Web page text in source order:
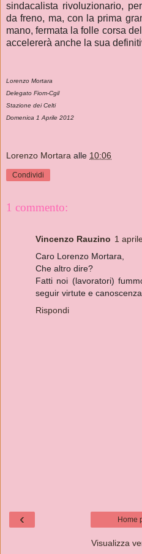
sindacalista rivoluzionario,
da freno, ma, con la prima
mano, fermata la folle corsa
accelererà anche la sua
Lorenzo Mortara
Delegato Fiom-Cgil
Stazione dei Celti
Domenica 1 Aprile 2012
Lorenzo Mortara alle 10:06
Condividi
1 commento:
Vincenzo Rauzino 1
Caro Lorenzo Mortara,
Che altro dire?
Fatti noi (lavoratori)
seguir virtute e
Rispondi
‹ Home
Visualizza